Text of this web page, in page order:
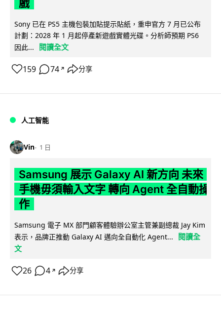
戲
Sony 已在 PS5 主機包裝加貼提示貼紙，重申官方 7 月已公布
計劃：2028 年 1 月起停產新遊戲實體光碟。分析師預期 PS6
因此...
閱讀全文
159 74 ↗ 分享
人工智能
Vin 1 日
Samsung 展示 Galaxy AI 新方向 未來
手機毋須輸入文字 轉向 Agent 全自動操
作
Samsung 電子 MX 部門顧客體驗辦公室主管兼副總裁 Jay Kim
表示，品牌正推動 Galaxy AI 邁向全自動化 Agent...
閱讀全
文
26 4 ↗ 分享